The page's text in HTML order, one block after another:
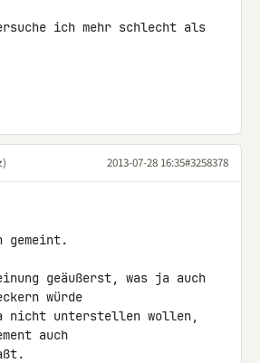
ich mehr schlecht als
2013-07-28 16:35#3258378
gemeint.
geäußerst, was ja auch
würde
unterstellen wollen,
auch